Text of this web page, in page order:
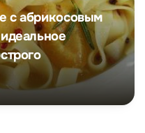
с абрикосовым